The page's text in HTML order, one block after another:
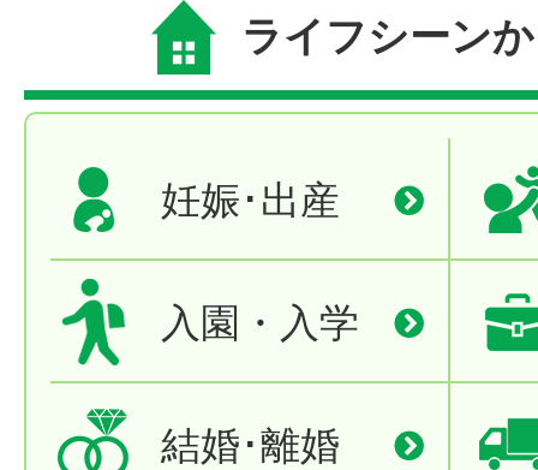
ライフシーン
妊娠･出産
入園・入学
結婚･離婚